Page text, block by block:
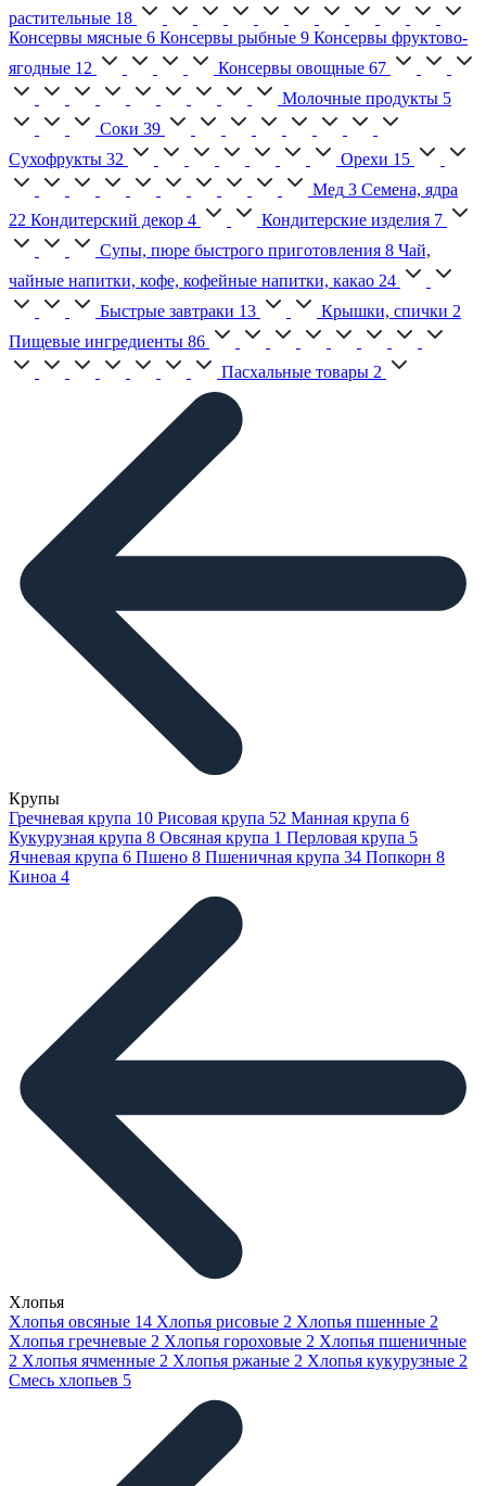
растительные 18
Консервы мясные 6 Консервы рыбные 9 Консервы фруктово-
ягодные 12 Консервы овощные 67
Молочные продукты 5
Соки 39
Сухофрукты 32 Орехи 15
Мед 3 Семена, ядра
22 Кондитерский декор 4 Кондитерские изделия 7
Супы, пюре быстрого приготовления 8 Чай,
чайные напитки, кофе, кофейные напитки, какао 24
Быстрые завтраки 13 Крышки, спички 2
Пищевые ингредиенты 86
Пасхальные товары 2
Крупы
Гречневая крупа 10 Рисовая крупа 52 Манная крупа 6
Кукурузная крупа 8 Овсяная крупа 1 Перловая крупа 5
Ячневая крупа 6 Пшено 8 Пшеничная крупа 34 Попкорн 8
Киноа 4
Хлопья
Хлопья овсяные 14 Хлопья рисовые 2 Хлопья пшенные 2
Хлопья гречневые 2 Хлопья гороховые 2 Хлопья пшеничные
2 Хлопья ячменные 2 Хлопья ржаные 2 Хлопья кукурузные 2
Смесь хлопьев 5